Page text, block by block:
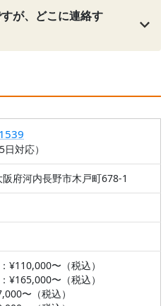
が、どこに連絡す
日対応）
府河内長野市木戸町678-1
¥110,000〜（税込）
¥165,000〜（税込）
〜（税込）